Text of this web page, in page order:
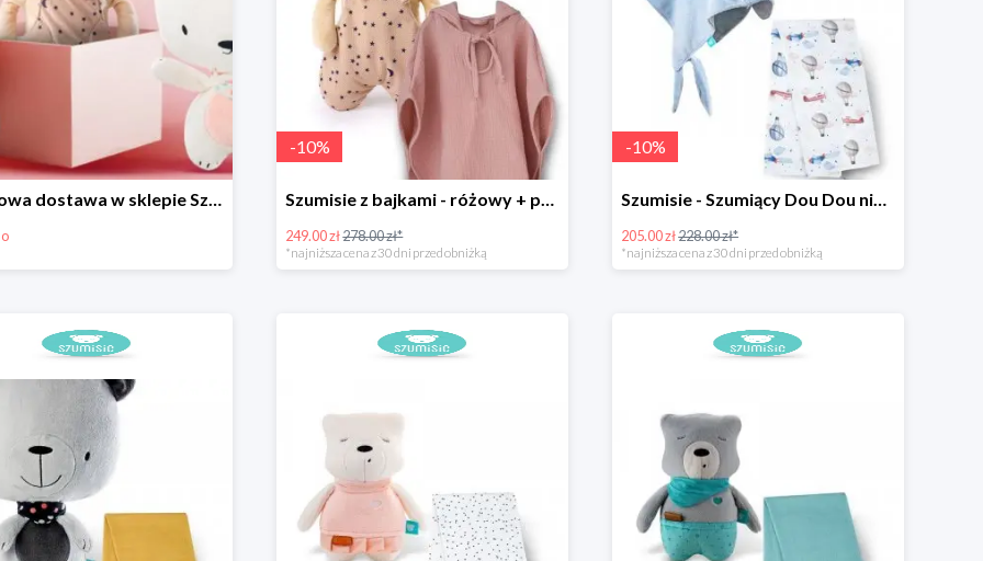
Darmowa dostawa w sklepie Szumisie
-10%
Szumisie z bajkami - różowy + ponczo
249.00 zł278.00 zł*
*najniższa cena z 30 dni przed obniżką
-10%
Szumisie - Szumiący Dou Dou niebieski + otulacz
205.00 zł228.00 zł*
*najniższa cena z 30 dni przed obniżką